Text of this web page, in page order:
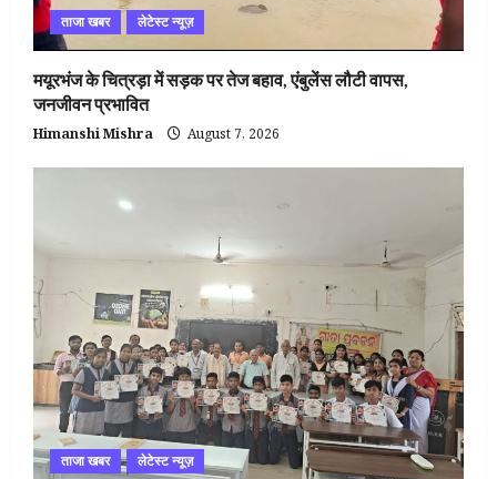
ताजा खबर लेटेस्ट न्यूज़
मयूरभंज के चित्रड़ा में सड़क पर तेज बहाव, एंबुलेंस लौटी वापस,
जनजीवन प्रभावित
Himanshi Mishra August 7, 2026
ताजा खबर लेटेस्ट न्यूज़